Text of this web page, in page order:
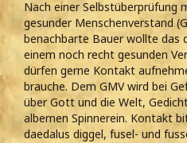
Nach einer Selbstüberprüfung
gesunder Menschenverstand
benachbarte Bauer wollte das
einem noch recht gesunden
dürfen gerne Kontakt
brauche. Dem GMV wird bei
über Gott und die Welt,
albernen Spinnerein. Kontakt
daedalus diggel, fusel- und